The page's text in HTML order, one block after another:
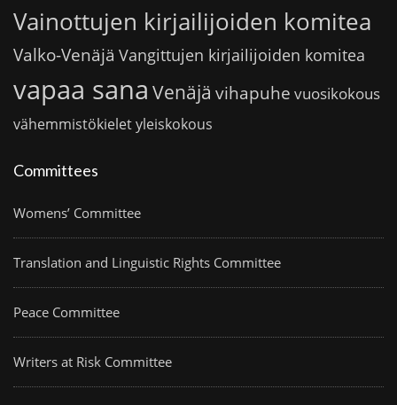
Vainottujen kirjailijoiden komitea
Valko-Venäjä Vangittujen kirjailijoiden komitea
vapaa sana Venäjä vihapuhe vuosikokous
vähemmistökieletyleiskokous
Committees
Womens’ Committee
Translation and Linguistic Rights Committee
Peace Committee
Writers at Risk Committee